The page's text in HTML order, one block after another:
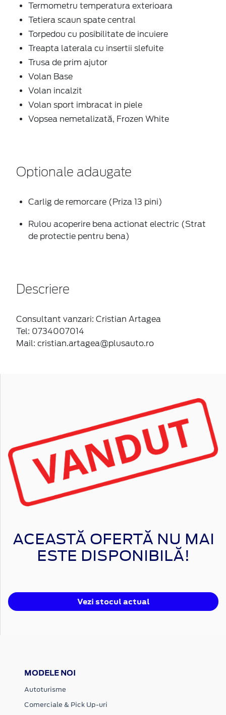
Termometru temperatura exterioara
Tetiera scaun spate central
Torpedou cu posibilitate de incuiere
Treapta laterala cu insertii slefuite
Trusa de prim ajutor
Volan Base
Volan incalzit
Volan sport imbracat in piele
Vopsea nemetalizată, Frozen White
Optionale adaugate
Carlig de remorcare (Priza 13 pini)
Rulou acoperire bena actionat electric (Strat
de protectie pentru bena)
Descriere
Consultant vanzari: Cristian Artagea
Tel: 0734007014
Mail: cristian.artagea@plusauto.ro
ACEASTĂ OFERTĂ NU MAI
ESTE DISPONIBILĂ!
Vezi stocul actual
MODELE NOI
Autoturisme
Comerciale & Pick Up-uri